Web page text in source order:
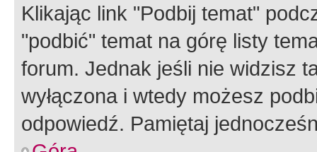
Klikając link "Podbij temat"
"podbić" temat na górę listy
forum. Jednak jeśli nie widzisz
wyłączona i wtedy możesz
odpowiedź. Pamiętaj